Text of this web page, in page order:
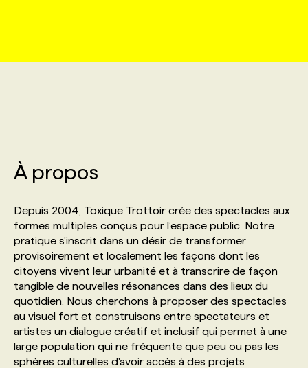
INITIATIVES NUMÉRIQUES
PRIX ET DISTINCTIONS
TENDANCES
MARKETING DURABLE
ÉVÉNEMENTIEL
NOS AUTEUR‧RICES
ANNONCEZ AVEC NOUS
PROFIL ENTREPRISE
FAQ
ANNONCEZ AVEC NOUS
PROFIL CANDIDAT
ANNONCEZ AVEC NOUS
NOS PARCOURS DE FORMATIONS
FORMATIONS PERSONNALISÉES
NOS FORMATEUR‧RICES
POURQUOI CHOISIR NOS FORMATIONS
NOS TARIFS
PROGRAMMES DE SUBVENTIONS
SERVICE DE CHASSE DE TÊTE
NOS TARIFS
NOS EXPERTISES
FAQ
ANNONCEZ AVEC NOUS
À propos
Depuis 2004, Toxique Trottoir crée des spectacles aux
formes multiples conçus pour l’espace public. Notre
pratique s’inscrit dans un désir de transformer
provisoirement et localement les façons dont les
citoyens vivent leur urbanité et à transcrire de façon
tangible de nouvelles résonances dans des lieux du
quotidien. Nous cherchons à proposer des spectacles
au visuel fort et construisons entre spectateurs et
artistes un dialogue créatif et inclusif qui permet à une
large population qui ne fréquente que peu ou pas les
sphères culturelles d'avoir accès à des projets